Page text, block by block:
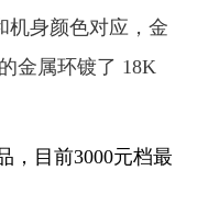
机身颜色对应，金
金属环镀了 18K